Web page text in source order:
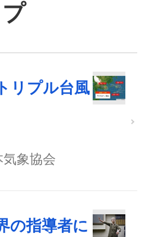
リプル台風
気象協会
の指導者に